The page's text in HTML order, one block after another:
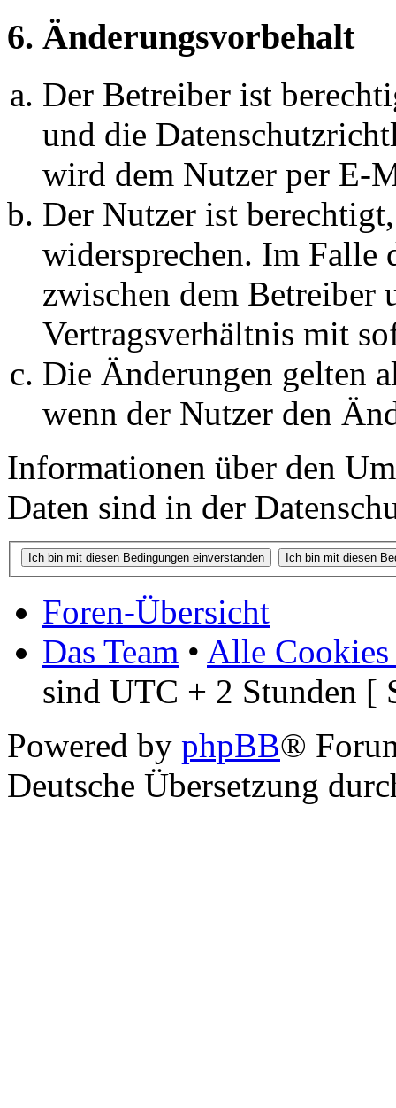
6. Änderungsvorbehalt
Der Betreiber ist
und die
wird dem Nutzer per E-
Der Nutzer ist
widersprechen. Im Falle
zwischen dem Betreiber
Vertragsverhältnis mit
Die Änderungen gelten
wenn der Nutzer den
Informationen über den
Daten sind in der
Foren-Übersicht
Das Team • Alle Cookies
sind UTC + 2 Stunden [
Powered by phpBB®
Deutsche Übersetzung